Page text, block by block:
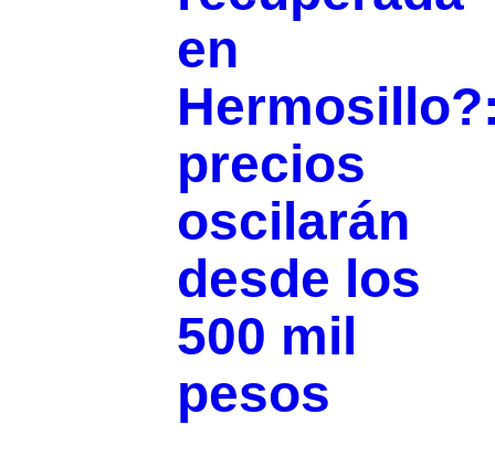
en
precios
oscilarán
desde los
500 mil
pesos